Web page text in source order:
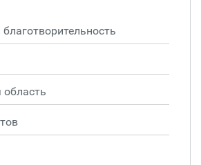
область